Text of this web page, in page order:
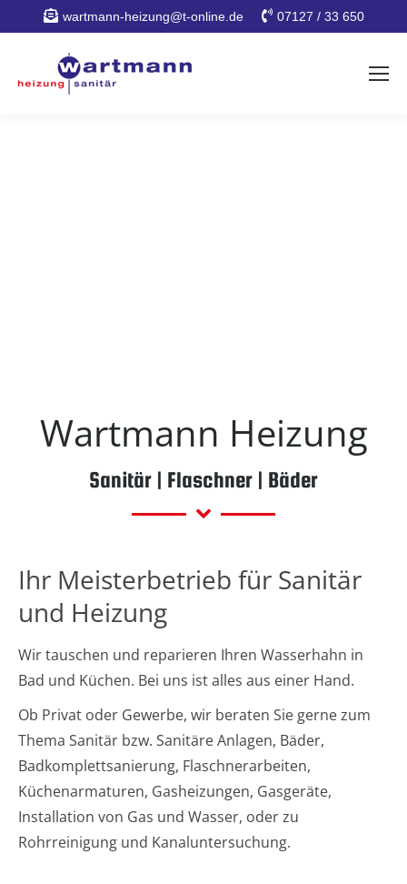
wartmann-heizung@t-online.de 07127 / 33 650
Wartmann Heizung
Sanitär | Flaschner | Bäder
Ihr Meisterbetrieb für Sanitär
und Heizung
Wir tauschen und reparieren Ihren Wasserhahn in
Bad und Küchen. Bei uns ist alles aus einer Hand.
Ob Privat oder Gewerbe, wir beraten Sie gerne zum
Thema Sanitär bzw. Sanitäre Anlagen, Bäder,
Badkomplettsanierung, Flaschnerarbeiten,
Küchenarmaturen, Gasheizungen, Gasgeräte,
Installation von Gas und Wasser, oder zu
Rohrreinigung und Kanaluntersuchung.